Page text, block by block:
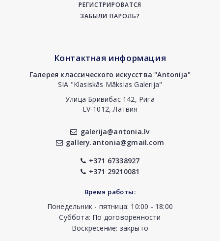
РЕГИСТРИРОВАТСЯ
ЗАБЫЛИ ПАРОЛЬ?
Контактная информация
Галерея классического искусства "Antonija"
SIA "Klasiskās Mākslas Galerija"
Улица Бривибас 142, Рига
LV-1012, Латвия
galerija@antonia.lv
gallery.antonia@gmail.com
+371 67338927
+371 29210081
Время работы:
Понедельник - пятница: 10:00 - 18:00
Суббота: По договоренности
Воскресение: закрыто